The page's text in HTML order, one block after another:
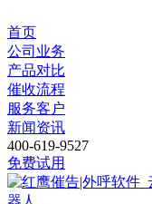
首页
公司业务
产品对比
催收流程
服务客户
新闻资讯
400-619-9527
免费试用